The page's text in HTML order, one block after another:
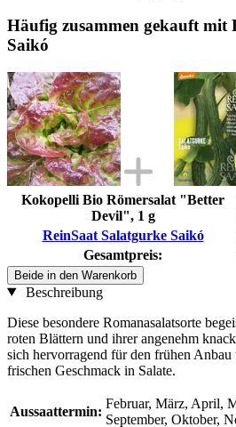
Häufig zusammen gekauft mit
Saikó
Kokopelli Bio Römersalat "Better
Devil", 1 g
ReinSaat Salatgurke Saikó
Gesamtpreis:
Beide in den Warenkorb
Beschreibung
Diese besondere Romanasalatsorte
roten Blättern und ihrer angenehm
sich hervorragend für den frühen
frischen Geschmack in Salate.
Aussaattermin:
Februar, März, April,
September, Oktober,